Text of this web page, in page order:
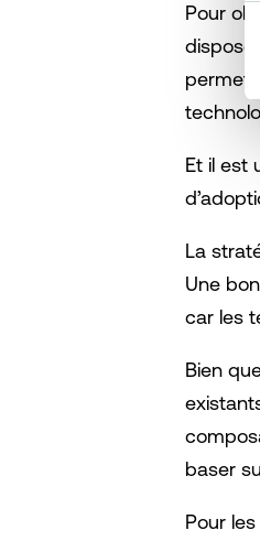
Pour
Et il est
La
Une
car les
Bien
baser
Pour